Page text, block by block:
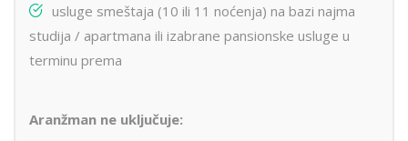
usluge smeštaja (10 ili 11 noćenja) na bazi najma
studija / apartmana ili izabrane pansionske usluge u
terminu prema
Aranžman ne uključuje: